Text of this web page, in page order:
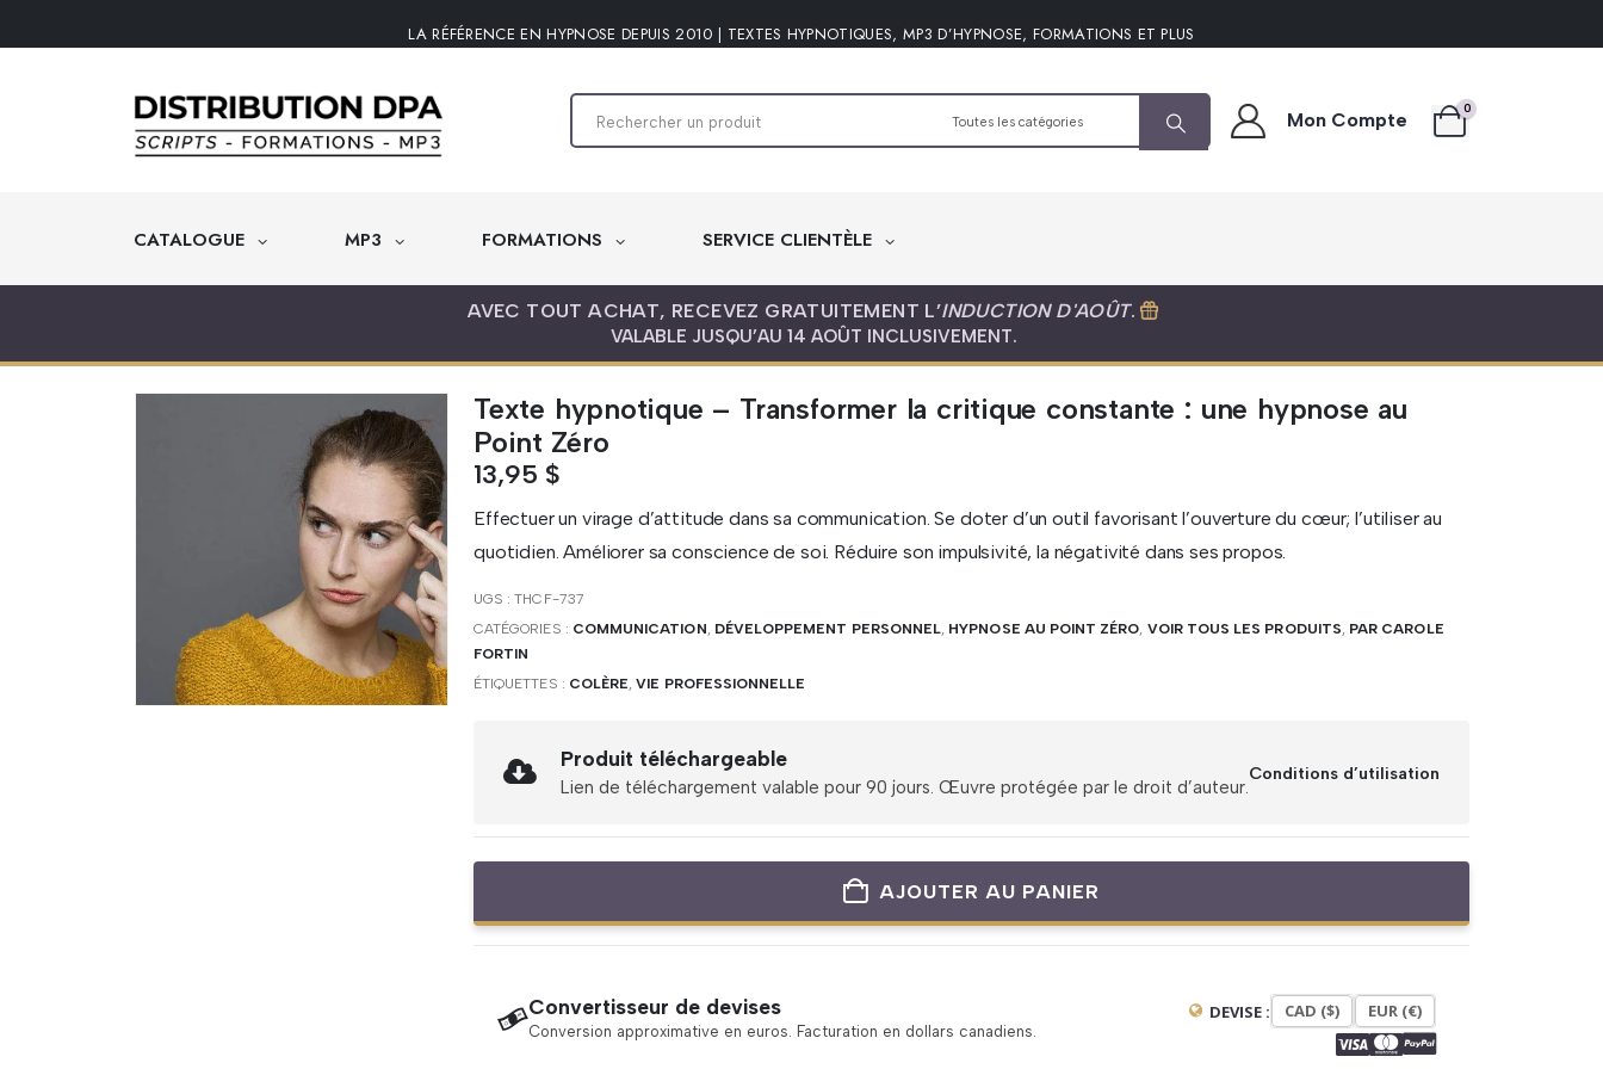
LA RÉFÉRENCE EN HYPNOSE DEPUIS 2010 | TEXTES HYPNOTIQUES, MP3 D’HYPNOSE, FORMATIONS ET PLUS
Mon Compte
0
CATALOGUE MP3 FORMATIONS SERVICE CLIENTÈLE
AVEC TOUT ACHAT, RECEVEZ GRATUITEMENT L’INDUCTION D'AOÛT.
VALABLE JUSQU’AU 14 AOÛT INCLUSIVEMENT.
Texte hypnotique – Transformer la critique constante : une hypnose au
Point Zéro
13,95 $
Effectuer un virage d’attitude dans sa communication. Se doter d’un outil favorisant l’ouverture du cœur; l’utiliser au
quotidien. Améliorer sa conscience de soi. Réduire son impulsivité, la négativité dans ses propos.
UGS :THCF-737
CATÉGORIES : COMMUNICATION, DÉVELOPPEMENT PERSONNEL, HYPNOSE AU POINT ZÉRO, VOIR TOUS LES PRODUITS, PAR CAROLE
FORTIN
ÉTIQUETTES : COLÈRE,VIE PROFESSIONNELLE
Produit téléchargeable
Lien de téléchargement valable pour 90 jours. Œuvre protégée par le droit d’auteur.
Conditions d’utilisation
AJOUTER AU PANIER
Convertisseur de devises
Conversion approximative en euros. Facturation en dollars canadiens.
DEVISE : CAD ($) EUR (€)